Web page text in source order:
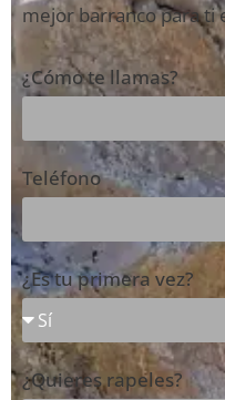
mejor barranco para ti
¿Cómo te llamas?
Teléfono
¿Es tu primera vez?
¿Quieres rapeles?